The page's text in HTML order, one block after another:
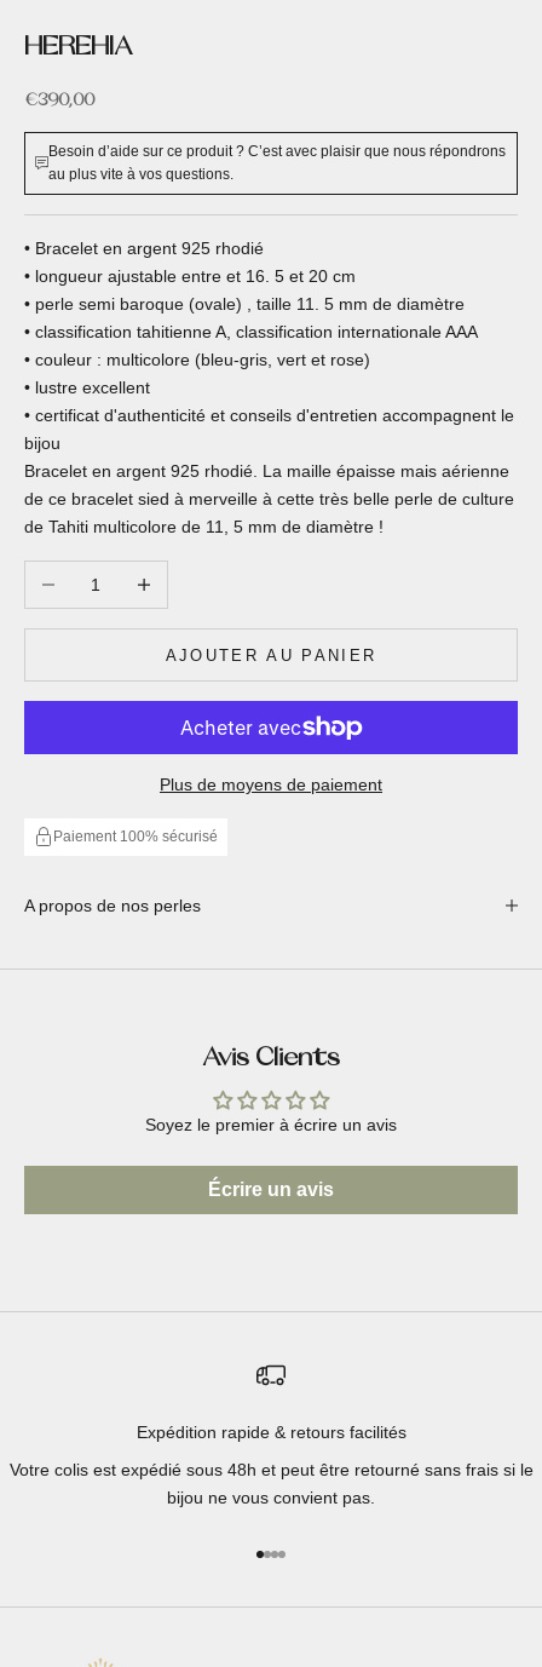
HEREHIA
Prix de vente
€390,00
Besoin d’aide sur ce produit ? C’est avec plaisir que nous répondrons
au plus vite à vos questions.
• Bracelet en argent 925 rhodié
• longueur ajustable entre et 16. 5 et 20 cm
• perle semi baroque (ovale) , taille 11. 5 mm de diamètre
• classification tahitienne A, classification internationale AAA
• couleur : multicolore (bleu-gris, vert et rose)
• lustre excellent
• certificat d'authenticité et conseils d'entretien accompagnent le
bijou
Bracelet en argent 925 rhodié. La maille épaisse mais aérienne
de ce bracelet sied à merveille à cette très belle perle de culture
de Tahiti multicolore de 11, 5 mm de diamètre !
AJOUTER AU PANIER
Plus de moyens de paiement
Paiement 100% sécurisé
A propos de nos perles
Avis Clients
Soyez le premier à écrire un avis
Écrire un avis
Expédition rapide & retours facilités
Votre colis est expédié sous 48h et peut être retourné sans frais si le
bijou ne vous convient pas.
Aller à l'élément 1
Aller à l'élément 2
Aller à l'élément 3
Aller à l'élément 4